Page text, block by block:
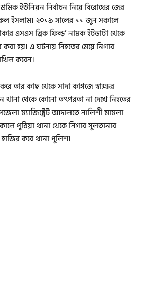
ইউনিয়ন নির্বাচন নিয়ে বিরোধের জের
ইসলাম। ২০১৯ সালের ১১ জুন সকালে
এসএস ব্রিক ফিল্ড’ নামক ইটভাটা থেকে
হয়। এ ঘটনায় নিহতের মেয়ে নিগার
করেন।
তার কাছ থেকে সাদা কাগজে স্বাক্ষর
থানা থেকে কোনো তৎপরতা না দেখে নিহতের
ম্যাজিষ্ট্রেট আদালতে নালিশী মামলা
পুঠিয়া থানা থেকে নিগার সুলতানার
করে থানা পুলিশ।